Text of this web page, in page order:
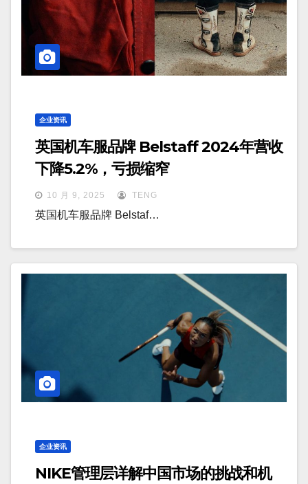
企业资讯
英国机车服品牌 Belstaff 2024年营收
下降5.2%，亏损缩窄
10 月 9, 2025 TENG
英国机车服品牌 Belstaf…
企业资讯
NIKE管理层详解中国市场的挑战和机